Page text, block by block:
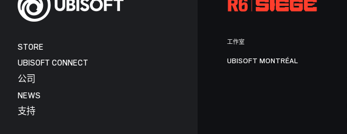
STORE
UBISOFT CONNECT
公司
NEWS
支持
工作室
UBISOFT MONTRÉAL